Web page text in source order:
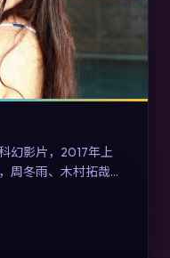
幻影片，2017年上
周冬雨、木村拓哉与
真实历史背景下虚构
与演员阵容的观众具